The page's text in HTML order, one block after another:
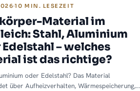
10 MIN. LESEZEIT
Material im
Stahl, Aluminium
– welches
ist das richtige?
oder Edelstahl? Das Material
über Aufheizverhalten, Wärmespeicherung,